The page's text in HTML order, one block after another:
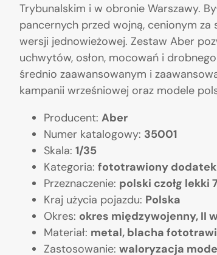
Trybunalskim i w obronie Warszawy.
pancernych przed wojną, cenionym
wersji jednowieżowej. Zestaw Aber
uchwytów, osłon, mocowań i
średnio zaawansowanym i
kampanii wrześniowej oraz modele
Producent: Aber
Numer katalogowy: 35001
Skala: 1/35
Kategoria: fototrawiony
Przeznaczenie: polski czołg lekki
Kraj użycia pojazdu: Polska
Okres: okres międzywojenny, II
Materiał: metal, blacha
Zastosowanie: waloryzacja